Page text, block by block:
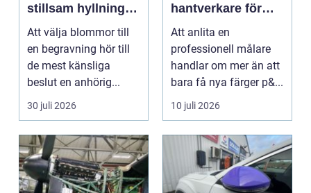
stillsam hyllning i
livets svåraste
stund
Att välja blommor till
en begravning hör till
de mest känsliga
beslut en anhörig...
30 juli 2026
hantverkare för
hem och fasad
Att anlita en
professionell målare
handlar om mer än att
bara få nya färger p&...
10 juli 2026